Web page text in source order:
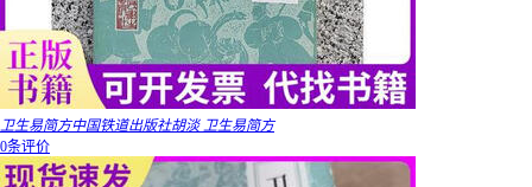
卫生易简方中国铁道出版社胡淡 卫生易简方
0条评价